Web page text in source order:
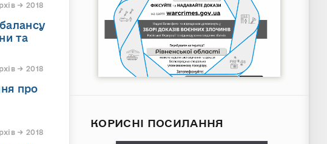
→ 2018
та
→ 2018
про
→ 2018
КОРИСНІ ПОСИЛАННЯ